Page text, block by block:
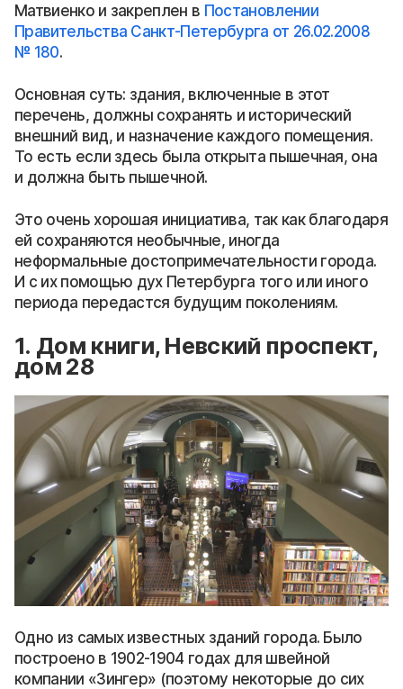
Матвиенко и закреплен в Постановлении
Правительства Санкт‑Петербурга от 26.02.2008
№ 180.
Основная суть: здания, включенные в этот
перечень, должны сохранять и исторический
внешний вид, и назначение каждого помещения.
То есть если здесь была открыта пышечная, она
и должна быть пышечной.
Это очень хорошая инициатива, так как благодаря
ей сохраняются необычные, иногда
неформальные достопримечательности города.
И с их помощью дух Петербурга того или иного
периода передастся будущим поколениям.
1. Дом книги, Невский проспект,
дом 28
Одно из самых известных зданий города. Было
построено в 1902-1904 годах для швейной
компании «Зингер» (поэтому некоторые до сих